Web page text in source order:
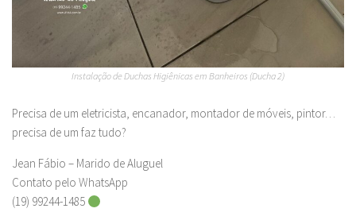
Instalação de Duchas Higiênicas em Banheiros (Ducha 2)
Precisa de um eletricista, encanador, montador de móveis, pintor…
precisa de um faz tudo?
Jean Fábio – Marido de Aluguel
Contato pelo WhatsApp
(19) 99244-1485